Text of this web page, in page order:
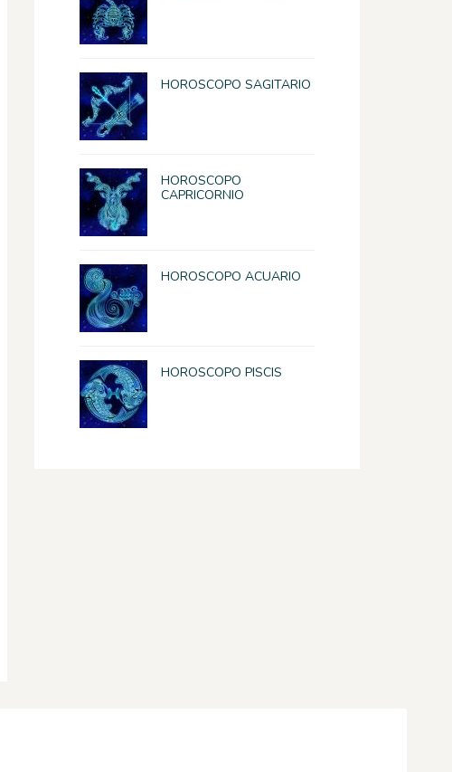
HOROSCOPO SAGITARIO
HOROSCOPO
CAPRICORNIO
HOROSCOPO ACUARIO
HOROSCOPO PISCIS